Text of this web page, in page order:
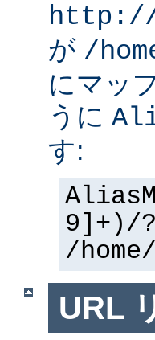
http://
が /
にマッ
うに
す:
9]+)/
/
URL